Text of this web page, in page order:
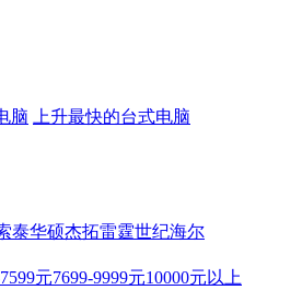
脑 上升最快的台式电脑
泰华硕杰拓雷霆世纪海尔
元7699-9999元10000元以上